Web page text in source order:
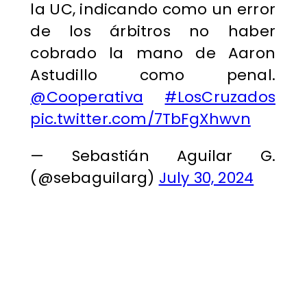
la UC, indicando como un error
de los árbitros no haber
cobrado la mano de Aaron
Astudillo como penal.
@Cooperativa
#LosCruzados
pic.twitter.com/7TbFgXhwvn
— Sebastián Aguilar G.
(@sebaguilarg) July 30, 2024